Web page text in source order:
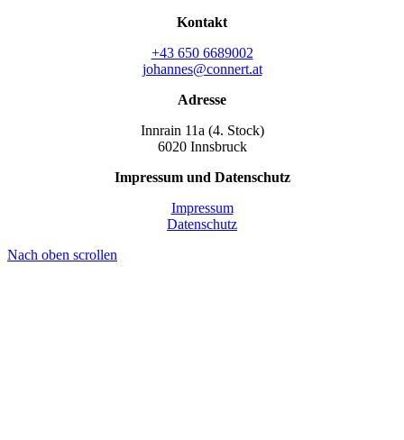
Kontakt
+43 650 6689002
johannes@connert.at
Adresse
Innrain 11a (4. Stock)
6020 Innsbruck
Impressum und Datenschutz
Impressum
Datenschutz
Nach oben scrollen